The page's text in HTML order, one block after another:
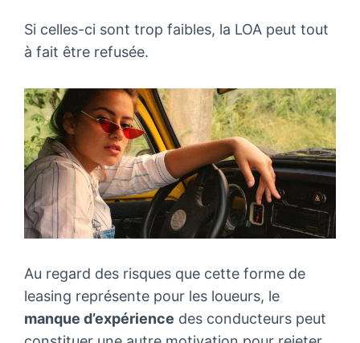
Si celles-ci sont trop faibles, la LOA peut tout
à fait être refusée.
Au regard des risques que cette forme de
leasing représente pour les loueurs, le
manque d’expérience des conducteurs peut